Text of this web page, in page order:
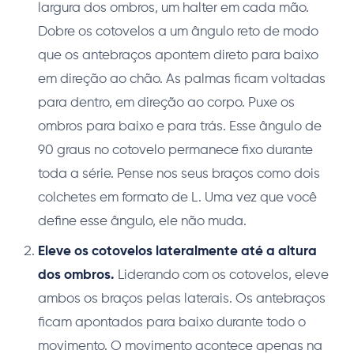
largura dos ombros, um halter em cada mão.
Dobre os cotovelos a um ângulo reto de modo
que os antebraços apontem direto para baixo
em direção ao chão. As palmas ficam voltadas
para dentro, em direção ao corpo. Puxe os
ombros para baixo e para trás. Esse ângulo de
90 graus no cotovelo permanece fixo durante
toda a série. Pense nos seus braços como dois
colchetes em formato de L. Uma vez que você
define esse ângulo, ele não muda.
Eleve os cotovelos lateralmente até a altura
dos ombros. Liderando com os cotovelos, eleve
ambos os braços pelas laterais. Os antebraços
ficam apontados para baixo durante todo o
movimento. O movimento acontece apenas na